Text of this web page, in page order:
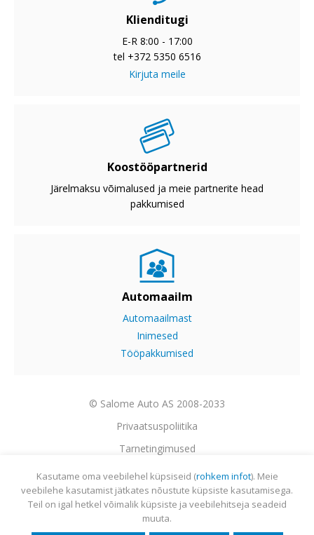
Klienditugi
E-R 8:00 - 17:00
tel +372 5350 6516
Kirjuta meile
Koostööpartnerid
Järelmaksu võimalused ja meie partnerite head
pakkumised
Automaailm
Automaailmast
Inimesed
Tööpakkumised
© Salome Auto AS 2008-2033
Privaatsuspoliitika
Tarnetingimused
Garantii
Utiliseerimine
Sisukaart
Kasutame oma veebilehel küpsiseid (rohkem infot). Meie
veebilehe kasutamist jätkates nõustute küpsiste kasutamisega.
Teil on igal hetkel võimalik küpsiste ja veebilehitseja seadeid
muuta.